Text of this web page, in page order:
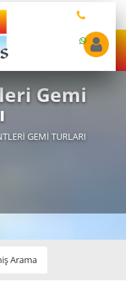
Gemi
GEMI TURLARI
Arama